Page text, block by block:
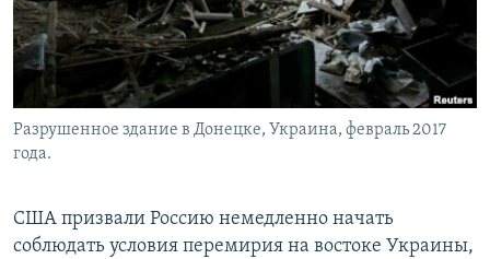
Разрушенное здание в Донецке, Украина, февраль 2017
года.
США призвали Россию немедленно начать
соблюдать условия перемирия на востоке Украины,